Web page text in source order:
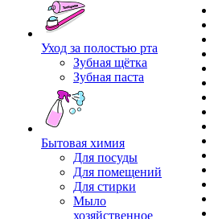
Уход за полостью рта
Зубная щётка
Зубная паста
Бытовая химия
Для посуды
Для помещений
Для стирки
Мыло
хозяйственное